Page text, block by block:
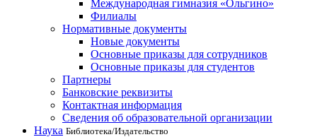
Международная гимназия «Ольгино»
Филиалы
Нормативные документы
Новые документы
Основные приказы для сотрудников
Основные приказы для студентов
Партнеры
Банковские реквизиты
Контактная информация
Сведения об образовательной организации
Наука Библиотека/Издательство